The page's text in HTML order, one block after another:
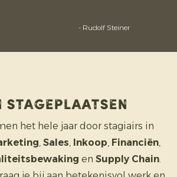
- Rudolf Steiner
STAGEplaatsen
het hele jaar door stagiairs in
, Sales, Inkoop, Financiën,
en Supply Chain.